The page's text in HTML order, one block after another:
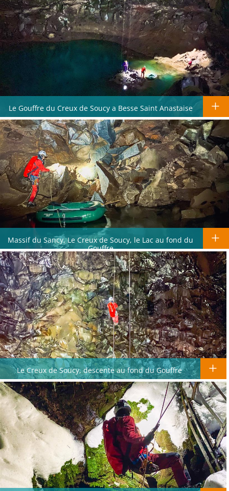
Le Gouffre du Creux de Soucy a Besse Saint Anastaise
Massif du Sancy, Le Creux de Soucy, le Lac au fond du
Gouffre
Le Creux de Soucy, descente au fond du Gouffre